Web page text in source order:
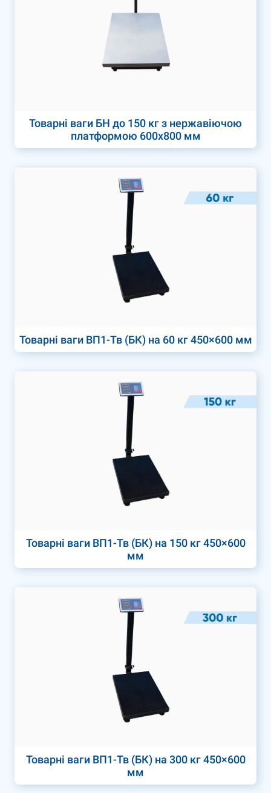
Товарні ваги БН до 150 кг з нержавіючою
платформою 600х800 мм
Товарні ваги ВП1-Тв (БК) на 60 кг 450×600 мм
Товарні ваги ВП1-Тв (БК) на 150 кг 450×600
мм
Товарні ваги ВП1-Тв (БК) на 300 кг 450×600
мм